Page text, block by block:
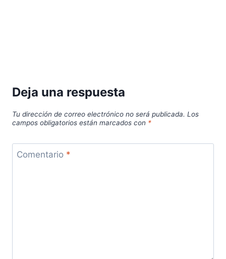
Deja una respuesta
Tu dirección de correo electrónico no será publicada. Los
campos obligatorios están marcados con *
Comentario *